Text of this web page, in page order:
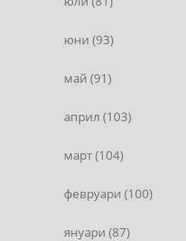
юни (93)
май (91)
април (103)
март (104)
февруари (100)
януари (87)